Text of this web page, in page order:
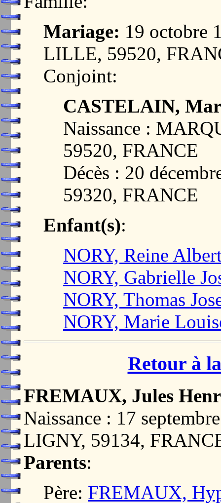
Mariage: 19 octobre
LILLE, 59520,
Conjoint:
CASTELAIN,
Naissance :
59520, FRANCE
Décès : 20
59320, FRANCE
Enfant(s):
NORY, Reine
NORY, Gabrielle
NORY, Thomas
NORY, Marie
Retour à
FREMAUX, Jules
Naissance : 17
LIGNY, 59134,
Parents:
Père: FREMAUX,